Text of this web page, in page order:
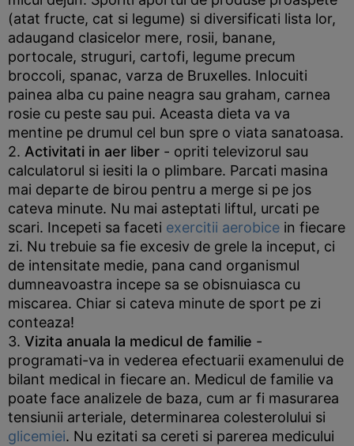
(atat fructe, cat si legume) si diversificati lista lor,
adaugand clasicelor mere, rosii, banane,
portocale, struguri, cartofi, legume precum
broccoli, spanac, varza de Bruxelles. Inlocuiti
painea alba cu paine neagra sau graham, carnea
rosie cu peste sau pui. Aceasta dieta va va
mentine pe drumul cel bun spre o viata sanatoasa.
2. Activitati in aer liber - opriti televizorul sau
calculatorul si iesiti la o plimbare. Parcati masina
mai departe de birou pentru a merge si pe jos
cateva minute. Nu mai asteptati liftul, urcati pe
scari. Incepeti sa faceti exercitii aerobice in fiecare
zi. Nu trebuie sa fie excesiv de grele la inceput, ci
de intensitate medie, pana cand organismul
dumneavoastra incepe sa se obisnuiasca cu
miscarea. Chiar si cateva minute de sport pe zi
conteaza!
3. Vizita anuala la medicul de familie -
programati-va in vederea efectuarii examenului de
bilant medical in fiecare an. Medicul de familie va
poate face analizele de baza, cum ar fi masurarea
tensiunii arteriale, determinarea colesterolului si
glicemiei. Nu ezitati sa cereti si parerea medicului